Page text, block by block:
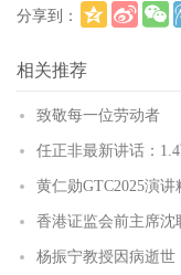
分享到：
相关推荐
致敬每一位劳动者
任正非最新讲话：
黄仁勋GTC2025演
香港证监会前主席沈
杨振宁教授因病逝世